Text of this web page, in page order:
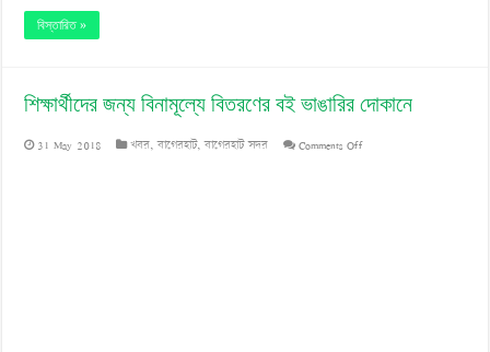
বিস্তারিত »
শিক্ষার্থীদের জন্য বিনামূল্যে বিতরণের বই ভাঙারির দোকানে
31 May 2018 খবর,বাগেরহাট,বাগেরহাট সদর Comments Offon